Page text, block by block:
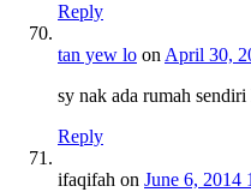
Reply
tan yew lo on April 30,
sy nak ada rumah
Reply
ifaqifah on June 6, 2014